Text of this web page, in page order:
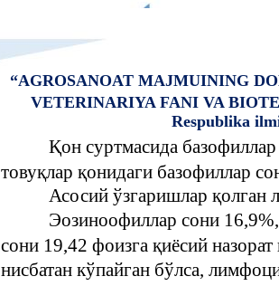
“AGROSANOAT MAJMUINING
VETERINARIYA FANI VA
Respublika
Қон суртмасида
товуқлар қонидаги базофиллар
Асосий ўзгаришлар қолган
Эозиноофиллар сони
сони 19,42 фоизга қиёсий
нисбатан кўпайган бўлса,